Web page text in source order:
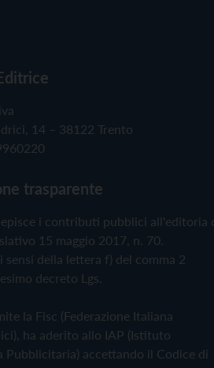
14 – 38122 Trento
trasparente
i contributi pubblici all'editoria
15 maggio 2017, n. 70.
sensi della lettera f) del comma 2
decreto Lgs.
la Fisc (Federazione Italiana
ha aderito allo IAP (Istituto
Pubblicitaria) accettando il Codice di